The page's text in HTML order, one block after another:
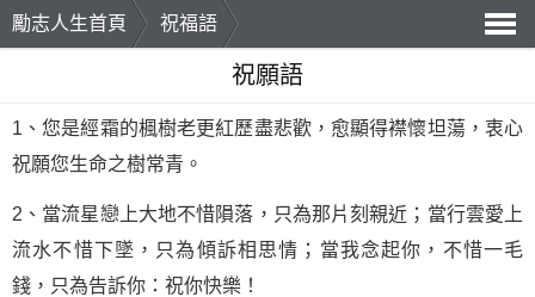
勵志人生首頁
祝福語
導
航
祝願語
1、您是經霜的楓樹老更紅歷盡悲歡，愈顯得襟懷坦蕩，衷心
祝願您生命之樹常青。
2、當流星戀上大地不惜隕落，只為那片刻親近；當行雲愛上
流水不惜下墜，只為傾訴相思情；當我念起你，不惜一毛
錢，只為告訴你：祝你快樂！